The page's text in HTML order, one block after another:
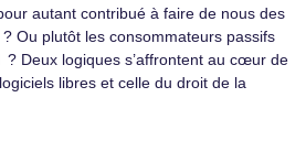
autant contribué à faire de nous des
Ou plutôt les consommateurs passifs
? Deux logiques s’affrontent au cœur de
libres et celle du droit de la